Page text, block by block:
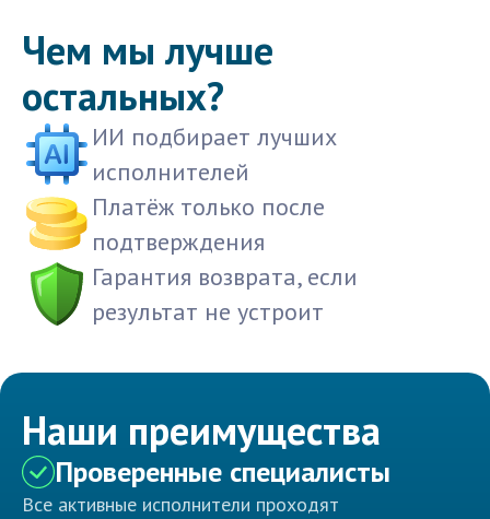
Чем мы лучше
остальных?
ИИ подбирает лучших
исполнителей
Платёж только после
подтверждения
Гарантия возврата, если
результат не устроит
Наши преимущества
Проверенные специалисты
Все активные исполнители проходят